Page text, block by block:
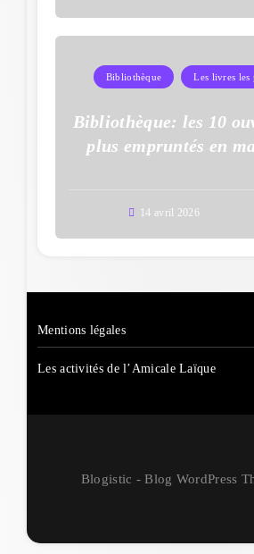
Bibliothèque Les livres les
Bibliothèque: les 10
plus empruntés en
14 avril 2026
Mentions légales
Les activités de l’Amicale Laïque
Blogistic - Blog WordPress